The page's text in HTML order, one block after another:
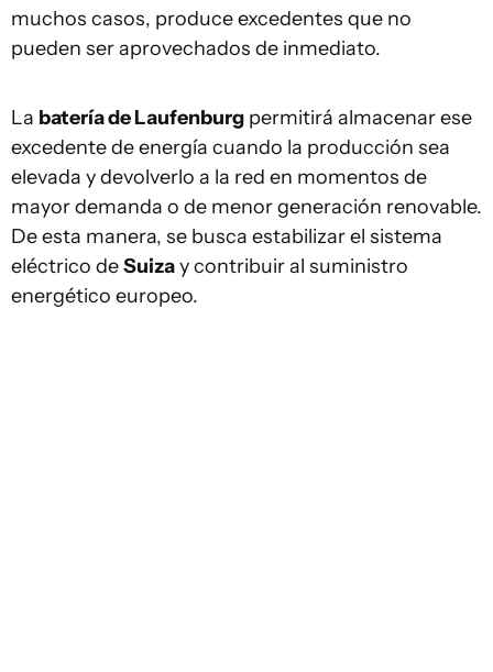
muchos casos, produce excedentes que no
pueden ser aprovechados de inmediato.
La batería de Laufenburg permitirá almacenar ese
excedente de energía cuando la producción sea
elevada y devolverlo a la red en momentos de
mayor demanda o de menor generación renovable.
De esta manera, se busca estabilizar el sistema
eléctrico deSuizay contribuir al suministro
energético europeo.